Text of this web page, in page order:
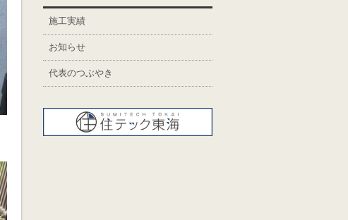
施工実績
お知らせ
代表のつぶやき